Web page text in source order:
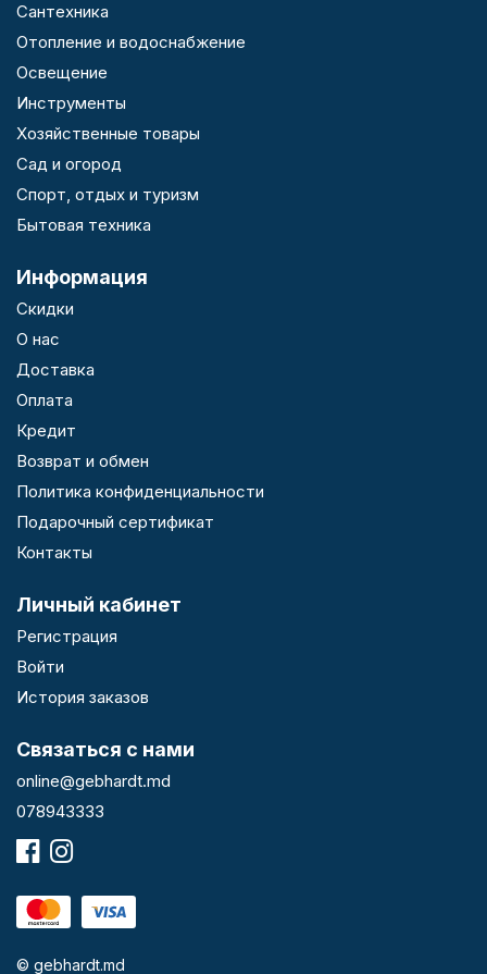
Сантехника
Отопление и водоснабжение
Освещение
Инструменты
Хозяйственные товары
Сад и огород
Спорт, отдых и туризм
Бытовая техника
Информация
Скидки
О нас
Доставка
Оплата
Кредит
Возврат и обмен
Политика конфиденциальности
Подарочный сертификат
Контакты
Личный кабинет
Регистрация
Войти
История заказов
Связаться с нами
online@gebhardt.md
078943333
© gebhardt.md